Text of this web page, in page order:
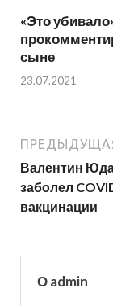
«Это
сыне
23.07.2021
Валентин
заболел
вакцинации
О admin